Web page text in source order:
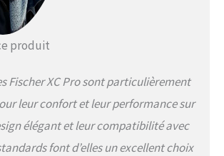
produit
Fischer XC Pro sont particulièrement
leur confort et leur performance sur
élégant et leur compatibilité avec
font d’elles un excellent choix